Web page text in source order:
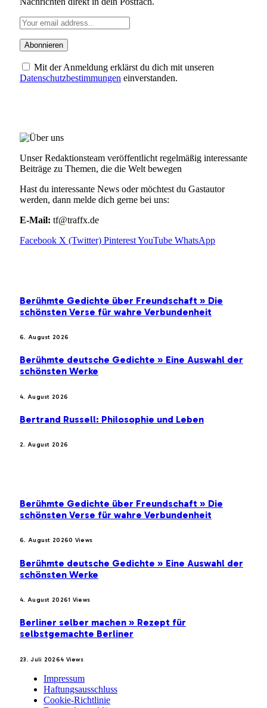
Mit der Anmeldung erklärst du dich mit unseren
Datenschutzbestimmungen einverstanden.
Unser Redaktionsteam veröffentlicht regelmäßig interessante
Beiträge zu Themen, die die Welt bewegen
Hast du interessante News oder möchtest du Gastautor
werden, dann melde dich gerne bei uns:
E-Mail: tf@traffx.de
Facebook X (Twitter) PinterestYouTube WhatsApp
Berühmte Gedichte über Freundschaft » Die
schönsten Verse für wahre Verbundenheit
6. August 2026
Berühmte deutsche Gedichte » Eine Auswahl der
schönsten Werke
4. August 2026
Bertrand Russell: Philosophie und Leben
2. August 2026
Berühmte Gedichte über Freundschaft » Die
schönsten Verse für wahre Verbundenheit
6. August 20260 Views
Berühmte deutsche Gedichte » Eine Auswahl der
schönsten Werke
4. August 20261 Views
Berliner selber machen » Rezept für
selbstgemachte Berliner
23. Juli 20264 Views
Impressum
Haftungsausschluss
Cookie-Richtlinie